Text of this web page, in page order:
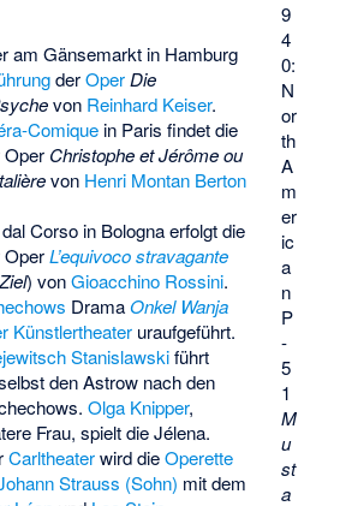
9
4
0:
N
or
th
A
m
er
ic
a
n
P
-
5
1
M
u
st
a
am Gänsemarktin Hamburg
derOper Die
von Reinhard Keiser.
Comiquein Paris findet die
Oper Christophe et Jérôme ou
von Henri Montan Berton
Corso in Bologna erfolgt die
OperL’equivoco stravagante
) vonGioacchino Rossini.
DramaOnkel Wanja
Künstlertheateruraufgeführt.
Stanislawskiführt
den Astrow nach den
Olga Knipper,
Frau, spielt die Jélena.
Carltheaterwird dieOperette
Strauss (Sohn) mit dem